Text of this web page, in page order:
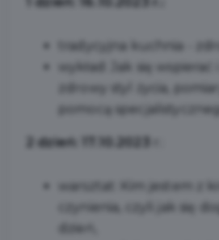
tradycyjna kuchnia -
wykład: Jak się wspierać
zdrowy styl życia,
pomocą
2 dzień: 17.10.2023
warsztat: Kim jestem z
czynienia, czyli jak się
dzień,